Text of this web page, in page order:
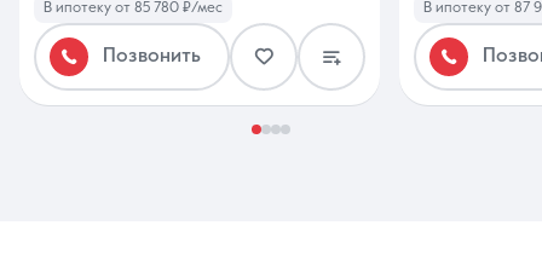
В ипотеку от 85 780 ₽/мес
Позвонить
В ипотеку от 87